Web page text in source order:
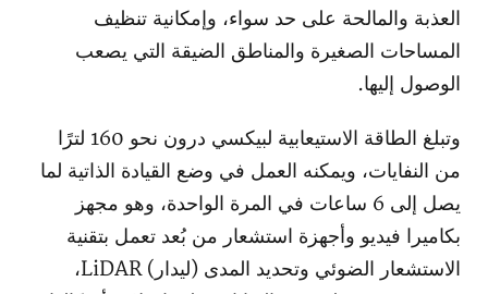
العذبة والمالحة على حد سواء، وإمكانية تنظيف
المساحات الصغيرة والمناطق الضيقة التي يصعب
الوصول إليها.
وتبلغ الطاقة الاستيعابية لبيكسي درون نحو 160 لترًا
من النفايات، ويمكنه العمل في وضع القيادة الذاتية لما
يصل إلى 6 ساعات في المرة الواحدة، وهو مجهز
بكاميرا فيديو وأجهزة استشعار من بُعد تعمل بتقنية
الاستشعار الضوئي وتحديد المدى (ليدار) LiDAR،